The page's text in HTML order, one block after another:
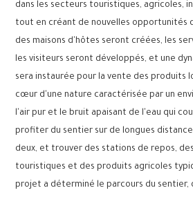
dans les secteurs touristiques, agricoles,
tout en créant de nouvelles opportunités
des maisons d'hôtes seront créées, les
les visiteurs seront développés, et une
sera instaurée pour la vente des produits
cœur d'une nature caractérisée par un
l'air pur et le bruit apaisant de l'eau qui
profiter du sentier sur de longues
deux, et trouver des stations de repos,
touristiques et des produits agricoles
projet a déterminé le parcours du sentier,